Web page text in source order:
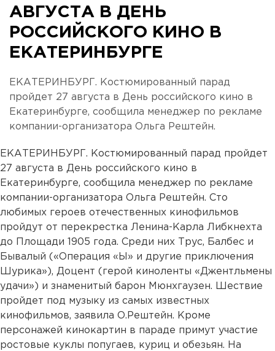
АВГУСТА В ДЕНЬ
РОССИЙСКОГО КИНО В
ЕКАТЕРИНБУРГЕ
ЕКАТЕРИНБУРГ. Костюмированный парад
пройдет 27 августа в День российского кино в
Екатеринбурге, сообщила менеджер по рекламе
компании-организатора Ольга Рештейн.
ЕКАТЕРИНБУРГ. Костюмированный парад пройдет
27 августа в День российского кино в
Екатеринбурге, сообщила менеджер по рекламе
компании-организатора Ольга Рештейн. Сто
любимых героев отечественных кинофильмов
пройдут от перекрестка Ленина-Карла Либкнехта
до Площади 1905 года. Среди них Трус, Балбес и
Бывалый («Операция «Ы» и другие приключения
Шурика»), Доцент (герой киноленты «Джентльмены
удачи») и знаменитый барон Мюнхгаузен. Шествие
пройдет под музыку из самых известных
кинофильмов, заявила О.Рештейн. Кроме
персонажей кинокартин в параде примут участие
ростовые куклы попугаев, куриц и обезьян. На